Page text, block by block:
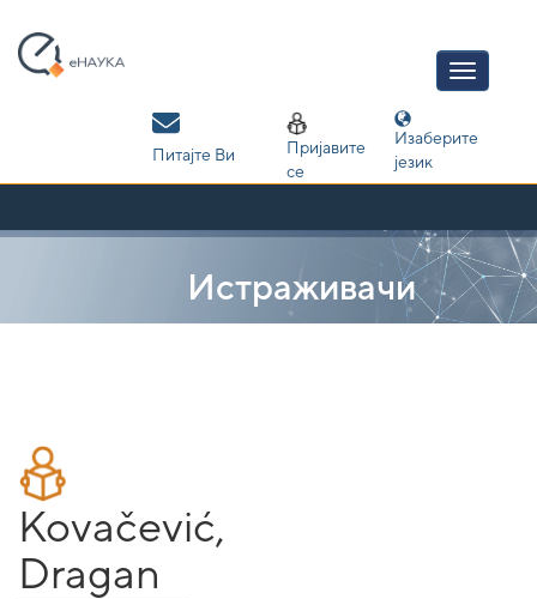
navigation
Питајте Ви
Пријавите
се
Изаберите
језик
Истраживачи
Kovačević,
Dragan